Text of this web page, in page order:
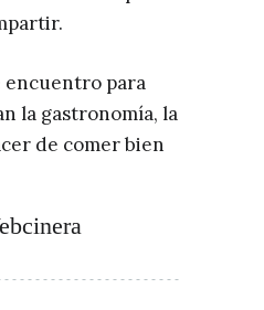
para
la gastronomía, la
de comer bien